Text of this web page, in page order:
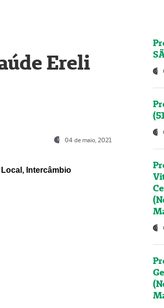
Ereli
04 de maio, 2021
Intercâmbio